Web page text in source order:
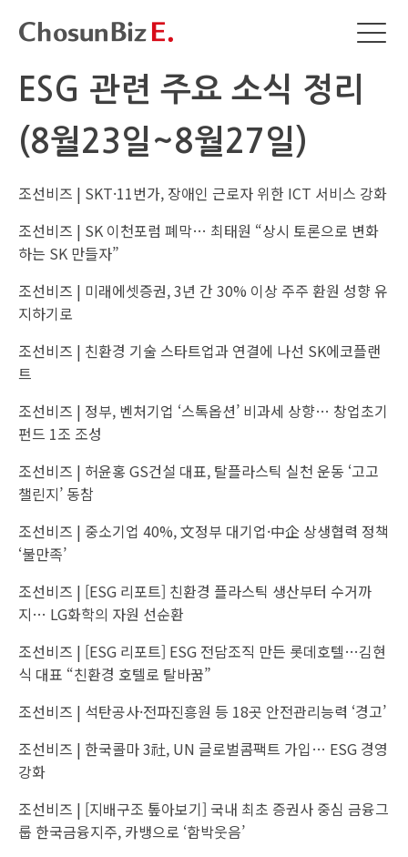
ESG 관련 주요 소식 정리
(8월23일~8월27일)
조선비즈 | SKT·11번가, 장애인 근로자 위한 ICT 서비스 강화
조선비즈 | SK 이천포럼 폐막… 최태원 “상시 토론으로 변화
하는 SK 만들자”
조선비즈 | 미래에셋증권, 3년 간 30% 이상 주주 환원 성향 유
지하기로
조선비즈 | 친환경 기술 스타트업과 연결에 나선 SK에코플랜
트
조선비즈 | 정부, 벤처기업 ‘스톡옵션’ 비과세 상향… 창업초기
펀드 1조 조성
조선비즈 | 허윤홍 GS건설 대표, 탈플라스틱 실천 운동 ‘고고
챌린지’ 동참
조선비즈 | 중소기업 40%, 文정부 대기업·中企 상생협력 정책
‘불만족’
조선비즈 | [ESG 리포트] 친환경 플라스틱 생산부터 수거까
지… LG화학의 자원 선순환
조선비즈 | [ESG 리포트] ESG 전담조직 만든 롯데호텔…김현
식 대표 “친환경 호텔로 탈바꿈”
조선비즈 | 석탄공사·전파진흥원 등 18곳 안전관리능력 ‘경고’
조선비즈 | 한국콜마 3社, UN 글로벌콤팩트 가입… ESG 경영
강화
조선비즈 | [지배구조 톺아보기] 국내 최초 증권사 중심 금융그
룹 한국금융지주, 카뱅으로 ‘함박웃음’